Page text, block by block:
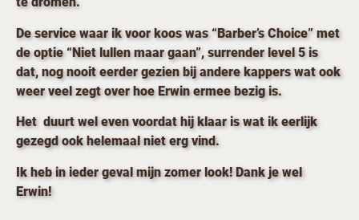
De service waar ik voor koos was “Barber’s Choice” met
de optie “Niet lullen maar gaan”, surrender level 5 is
dat, nog nooit eerder gezien bij andere kappers wat ook
weer veel zegt over hoe Erwin ermee bezig is.
Het duurt wel even voordat hij klaar is wat ik eerlijk
gezegd ook helemaal niet erg vind.
Ik heb in ieder geval mijn zomer look! Dank je wel
Erwin!